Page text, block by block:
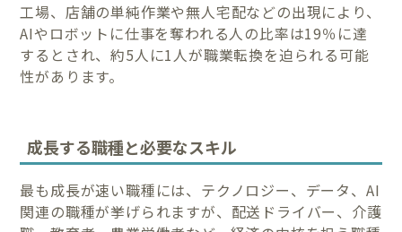
工場、店舗の単純作業や無人宅配などの出現により、
AIやロボットに仕事を奪われる人の比率は19％に達
するとされ、約5人に1人が職業転換を迫られる可能
性があります。
成長する職種と必要なスキル
最も成長が速い職種には、テクノロジー、データ、AI
関連の職種が挙げられますが、配送ドライバー、介護